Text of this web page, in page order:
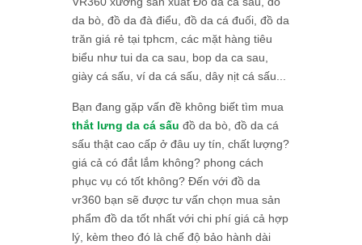
da bò, đồ da đà điểu, đồ da cá đuối, đồ da
trăn giá rẻ tại tphcm, các mặt hàng tiêu
biểu như tui da ca sau, bop da ca sau,
giày cá sấu, ví da cá sấu, dây nịt cá sấu...
Bạn đang gặp vấn đề không biết tìm mua
thắt lưng da cá sấu đồ da bò, đồ da cá
sấu thật cao cấp ở đâu uy tín, chất lượng?
giá cả có đắt lắm không? phong cách
phục vụ có tốt không? Đến với đồ da
vr360 bạn sẽ được tư vấn chọn mua sản
phẩm đồ da tốt nhất với chi phí giá cả hợp
lý, kèm theo đó là chế độ bảo hành dài